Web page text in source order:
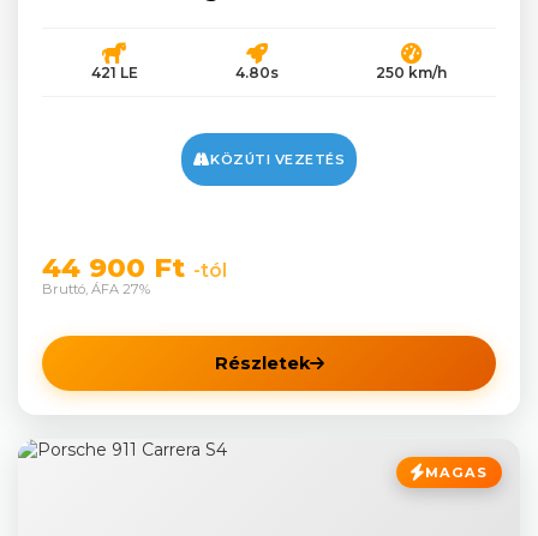
421 LE 4.80s 250 km/h
KÖZÚTI VEZETÉS
44 900 Ft -tól
Bruttó, ÁFA 27%
Részletek
MAGAS